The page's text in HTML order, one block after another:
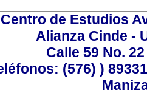
Centro de Estudios
Alianza Cinde -
Calle 59 No.
(576) )